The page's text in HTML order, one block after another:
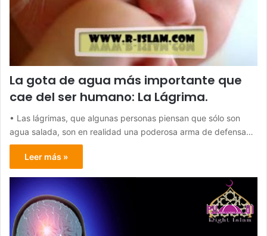
La gota de agua más importante que
cae del ser humano: La Lágrima.
• Las lágrimas, que algunas personas piensan que sólo son
agua salada, son en realidad una poderosa arma de defensa…
Leer más »